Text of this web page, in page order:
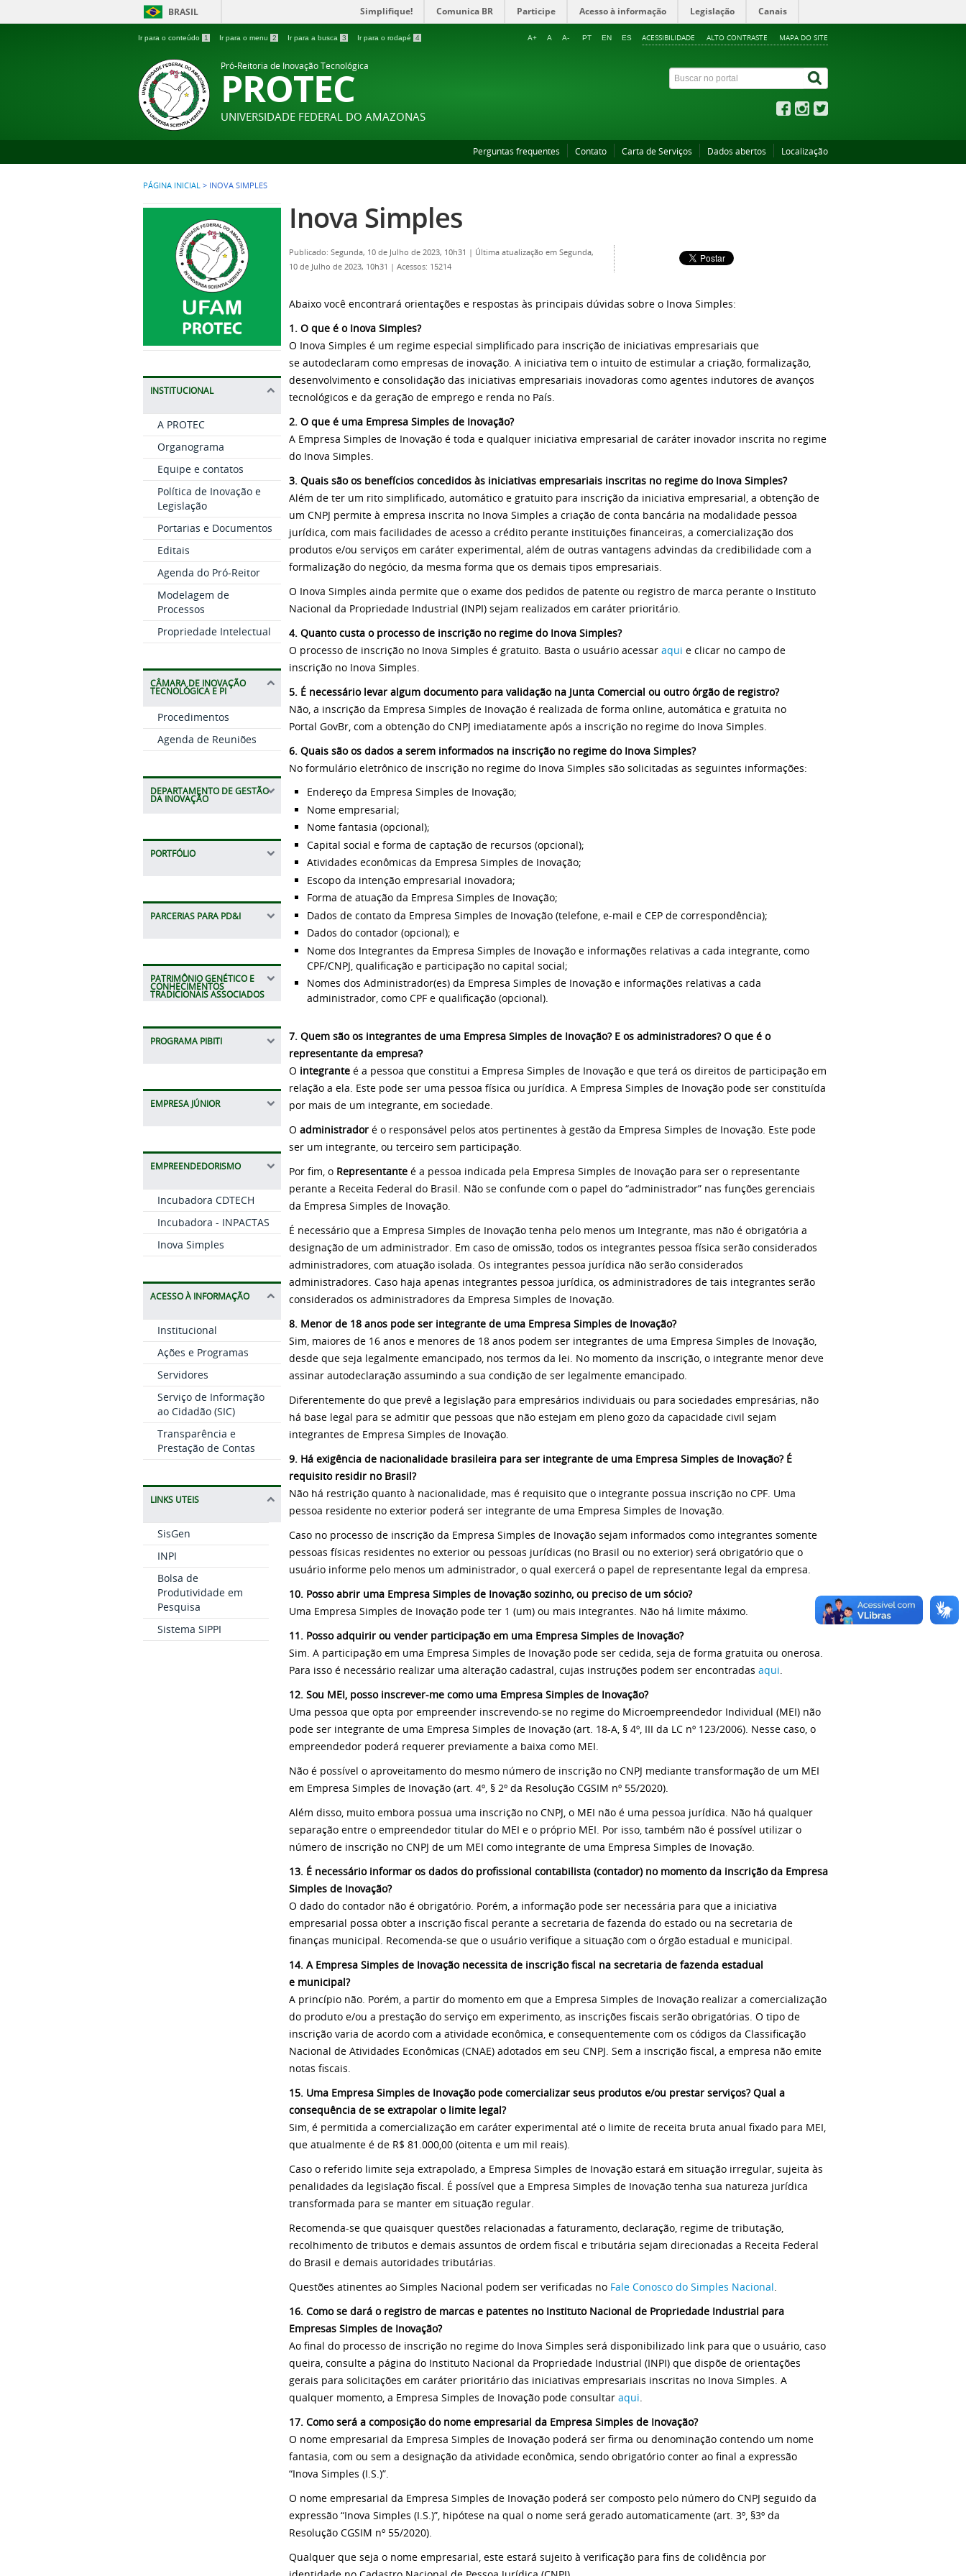
BRASIL Simplifique! Comunica BR Participe Acesso à informação Legislação Canais
Ir para o conteúdo 1 Ir para o menu 2 Ir para a busca 3 Ir para o rodapé 4 ACESSIBILIDADE ALTO CONTRASTE MAPA DO SITE
A+ A A- PT EN ES
Pró-Reitoria de Inovação Tecnológica
PROTEC
UNIVERSIDADE FEDERAL DO AMAZONAS
Perguntas frequentes Contato Carta de Serviços Dados abertos Localização
PÁGINA INICIAL > INOVA SIMPLES
INSTITUCIONAL
A PROTEC
Organograma
Equipe e contatos
Política de Inovação e
Legislação
Portarias e Documentos
Editais
Agenda do Pró-Reitor
Modelagem de
Processos
Propriedade Intelectual
CÂMARA DE INOVAÇÃO
TECNOLÓGICA E PI
Procedimentos
Agenda de Reuniões
DEPARTAMENTO DE GESTÃO
DA INOVAÇÃO
PORTFÓLIO
PARCERIAS PARA PD&I
PATRIMÔNIO GENÉTICO E
CONHECIMENTOS
TRADICIONAIS ASSOCIADOS
PROGRAMA PIBITI
EMPRESA JÚNIOR
EMPREENDEDORISMO
Incubadora CDTECH
Incubadora - INPACTAS
Inova Simples
ACESSO À INFORMAÇÃO
Institucional
Ações e Programas
Servidores
Serviço de Informação
ao Cidadão (SIC)
Transparência e
Prestação de Contas
LINKS UTEIS
SisGen
INPI
Bolsa de
Produtividade em
Pesquisa
Sistema SIPPI
Inova Simples
Publicado: Segunda, 10 de Julho de 2023, 10h31 | Última atualização em Segunda,
10 de Julho de 2023, 10h31 | Acessos: 15214
Abaixo você encontrará orientações e respostas às principais dúvidas sobre o Inova Simples:
1. O que é o Inova Simples?
O Inova Simples é um regime especial simplificado para inscrição de iniciativas empresariais que
se autodeclaram como empresas de inovação. A iniciativa tem o intuito de estimular a criação, formalização,
desenvolvimento e consolidação das iniciativas empresariais inovadoras como agentes indutores de avanços
tecnológicos e da geração de emprego e renda no País.
2. O que é uma Empresa Simples de Inovação?
A Empresa Simples de Inovação é toda e qualquer iniciativa empresarial de caráter inovador inscrita no regime
do Inova Simples.
3. Quais são os benefícios concedidos às iniciativas empresariais inscritas no regime do Inova Simples?
Além de ter um rito simplificado, automático e gratuito para inscrição da iniciativa empresarial, a obtenção de
um CNPJ permite à empresa inscrita no Inova Simples a criação de conta bancária na modalidade pessoa
jurídica, com mais facilidades de acesso a crédito perante instituições financeiras, a comercialização dos
produtos e/ou serviços em caráter experimental, além de outras vantagens advindas da credibilidade com a
formalização do negócio, da mesma forma que os demais tipos empresariais.
O Inova Simples ainda permite que o exame dos pedidos de patente ou registro de marca perante o Instituto
Nacional da Propriedade Industrial (INPI) sejam realizados em caráter prioritário.
4. Quanto custa o processo de inscrição no regime do Inova Simples?
O processo de inscrição no Inova Simples é gratuito. Basta o usuário acessar aqui e clicar no campo de
inscrição no Inova Simples.
5. É necessário levar algum documento para validação na Junta Comercial ou outro órgão de registro?
Não, a inscrição da Empresa Simples de Inovação é realizada de forma online, automática e gratuita no
Portal GovBr, com a obtenção do CNPJ imediatamente após a inscrição no regime do Inova Simples.
6. Quais são os dados a serem informados na inscrição no regime do Inova Simples?
No formulário eletrônico de inscrição no regime do Inova Simples são solicitadas as seguintes informações:
Endereço da Empresa Simples de Inovação;
Nome empresarial;
Nome fantasia (opcional);
Capital social e forma de captação de recursos (opcional);
Atividades econômicas da Empresa Simples de Inovação;
Escopo da intenção empresarial inovadora;
Forma de atuação da Empresa Simples de Inovação;
Dados de contato da Empresa Simples de Inovação (telefone, e-mail e CEP de correspondência);
Dados do contador (opcional); e
Nome dos Integrantes da Empresa Simples de Inovação e informações relativas a cada integrante, como
CPF/CNPJ, qualificação e participação no capital social;
Nomes dos Administrador(es) da Empresa Simples de Inovação e informações relativas a cada
administrador, como CPF e qualificação (opcional).
7. Quem são os integrantes de uma Empresa Simples de Inovação? E os administradores? O que é o
representante da empresa?
O integrante é a pessoa que constitui a Empresa Simples de Inovação e que terá os direitos de participação em
relação a ela. Este pode ser uma pessoa física ou jurídica. A Empresa Simples de Inovação pode ser constituída
por mais de um integrante, em sociedade.
O administrador é o responsável pelos atos pertinentes à gestão da Empresa Simples de Inovação. Este pode
ser um integrante, ou terceiro sem participação.
Por fim, o Representante é a pessoa indicada pela Empresa Simples de Inovação para ser o representante
perante a Receita Federal do Brasil. Não se confunde com o papel do “administrador” nas funções gerenciais
da Empresa Simples de Inovação.
É necessário que a Empresa Simples de Inovação tenha pelo menos um Integrante, mas não é obrigatória a
designação de um administrador. Em caso de omissão, todos os integrantes pessoa física serão considerados
administradores, com atuação isolada. Os integrantes pessoa jurídica não serão considerados
administradores. Caso haja apenas integrantes pessoa jurídica, os administradores de tais integrantes serão
considerados os administradores da Empresa Simples de Inovação.
8. Menor de 18 anos pode ser integrante de uma Empresa Simples de Inovação?
Sim, maiores de 16 anos e menores de 18 anos podem ser integrantes de uma Empresa Simples de Inovação,
desde que seja legalmente emancipado, nos termos da lei. No momento da inscrição, o integrante menor deve
assinar autodeclaração assumindo a sua condição de ser legalmente emancipado.
Diferentemente do que prevê a legislação para empresários individuais ou para sociedades empresárias, não
há base legal para se admitir que pessoas que não estejam em pleno gozo da capacidade civil sejam
integrantes de Empresa Simples de Inovação.
9. Há exigência de nacionalidade brasileira para ser integrante de uma Empresa Simples de Inovação? É
requisito residir no Brasil?
Não há restrição quanto à nacionalidade, mas é requisito que o integrante possua inscrição no CPF. Uma
pessoa residente no exterior poderá ser integrante de uma Empresa Simples de Inovação.
Caso no processo de inscrição da Empresa Simples de Inovação sejam informados como integrantes somente
pessoas físicas residentes no exterior ou pessoas jurídicas (no Brasil ou no exterior) será obrigatório que o
usuário informe pelo menos um administrador, o qual exercerá o papel de representante legal da empresa.
10. Posso abrir uma Empresa Simples de Inovação sozinho, ou preciso de um sócio?
Uma Empresa Simples de Inovação pode ter 1 (um) ou mais integrantes. Não há limite máximo.
11. Posso adquirir ou vender participação em uma Empresa Simples de Inovação?
Sim. A participação em uma Empresa Simples de Inovação pode ser cedida, seja de forma gratuita ou onerosa.
Para isso é necessário realizar uma alteração cadastral, cujas instruções podem ser encontradas aqui.
12. Sou MEI, posso inscrever-me como uma Empresa Simples de Inovação?
Uma pessoa que opta por empreender inscrevendo-se no regime do Microempreendedor Individual (MEI) não
pode ser integrante de uma Empresa Simples de Inovação (art. 18-A, § 4º, III da LC nº 123/2006). Nesse caso, o
empreendedor poderá requerer previamente a baixa como MEI.
Não é possível o aproveitamento do mesmo número de inscrição no CNPJ mediante transformação de um MEI
em Empresa Simples de Inovação (art. 4º, § 2º da Resolução CGSIM nº 55/2020).
Além disso, muito embora possua uma inscrição no CNPJ, o MEI não é uma pessoa jurídica. Não há qualquer
separação entre o empreendedor titular do MEI e o próprio MEI. Por isso, também não é possível utilizar o
número de inscrição no CNPJ de um MEI como integrante de uma Empresa Simples de Inovação.
13. É necessário informar os dados do profissional contabilista (contador) no momento da inscrição da Empresa
Simples de Inovação?
O dado do contador não é obrigatório. Porém, a informação pode ser necessária para que a iniciativa
empresarial possa obter a inscrição fiscal perante a secretaria de fazenda do estado ou na secretaria de
finanças municipal. Recomenda-se que o usuário verifique a situação com o órgão estadual e municipal.
14. A Empresa Simples de Inovação necessita de inscrição fiscal na secretaria de fazenda estadual
e municipal?
A princípio não. Porém, a partir do momento em que a Empresa Simples de Inovação realizar a comercialização
do produto e/ou a prestação do serviço em experimento, as inscrições fiscais serão obrigatórias. O tipo de
inscrição varia de acordo com a atividade econômica, e consequentemente com os códigos da Classificação
Nacional de Atividades Econômicas (CNAE) adotados em seu CNPJ. Sem a inscrição fiscal, a empresa não emite
notas fiscais.
15. Uma Empresa Simples de Inovação pode comercializar seus produtos e/ou prestar serviços? Qual a
consequência de se extrapolar o limite legal?
Sim, é permitida a comercialização em caráter experimental até o limite de receita bruta anual fixado para MEI,
que atualmente é de R$ 81.000,00 (oitenta e um mil reais).
Caso o referido limite seja extrapolado, a Empresa Simples de Inovação estará em situação irregular, sujeita às
penalidades da legislação fiscal. É possível que a Empresa Simples de Inovação tenha sua natureza jurídica
transformada para se manter em situação regular.
Recomenda-se que quaisquer questões relacionadas a faturamento, declaração, regime de tributação,
recolhimento de tributos e demais assuntos de ordem fiscal e tributária sejam direcionadas a Receita Federal
do Brasil e demais autoridades tributárias.
Questões atinentes ao Simples Nacional podem ser verificadas no Fale Conosco do Simples Nacional.
16. Como se dará o registro de marcas e patentes no Instituto Nacional de Propriedade Industrial para
Empresas Simples de Inovação?
Ao final do processo de inscrição no regime do Inova Simples será disponibilizado link para que o usuário, caso
queira, consulte a página do Instituto Nacional da Propriedade Industrial (INPI) que dispõe de orientações
gerais para solicitações em caráter prioritário das iniciativas empresariais inscritas no Inova Simples. A
qualquer momento, a Empresa Simples de Inovação pode consultar aqui.
17. Como será a composição do nome empresarial da Empresa Simples de Inovação?
O nome empresarial da Empresa Simples de Inovação poderá ser firma ou denominação contendo um nome
fantasia, com ou sem a designação da atividade econômica, sendo obrigatório conter ao final a expressão
“Inova Simples (I.S.)”.
O nome empresarial da Empresa Simples de Inovação poderá ser composto pelo número do CNPJ seguido da
expressão “Inova Simples (I.S.)”, hipótese na qual o nome será gerado automaticamente (art. 3º, §3º da
Resolução CGSIM nº 55/2020).
Qualquer que seja o nome empresarial, este estará sujeito à verificação para fins de colidência por